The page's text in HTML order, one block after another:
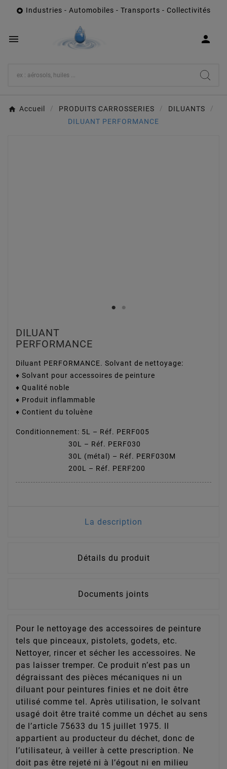
 Industries - Automobiles - Transports - Collectivités
 
Accueil PRODUITS CARROSSERIES
DILUANTS
DILUANT PERFORMANCE
DILUANT
PERFORMANCE
Diluant PERFORMANCE. Solvant de nettoyage:
♦ Solvant pour accessoires de peinture
♦ Qualité noble
♦ Produit inflammable
♦ Contient du toluène
Conditionnement: 5L – Réf. PERF005
30L – Réf. PERF030
30L (métal) – Réf. PERF030M
200L – Réf. PERF200
La description
Détails du produit
Documents joints
Pour le nettoyage des accessoires de peinture
tels que pinceaux, pistolets, godets, etc.
Nettoyer, rincer et sécher les accessoires. Ne
pas laisser tremper. Ce produit n’est pas un
dégraissant des pièces mécaniques ni un
diluant pour peintures finies et ne doit être
utilisé comme tel. Après utilisation, le solvant
usagé doit être traité comme un déchet au sens
de l’article 75633 du 15 juillet 1975. Il
appartient au producteur du déchet, donc de
l’utilisateur, à veiller à cette prescription. Ne
doit pas être rejeté ni à l’égout ni en milieu